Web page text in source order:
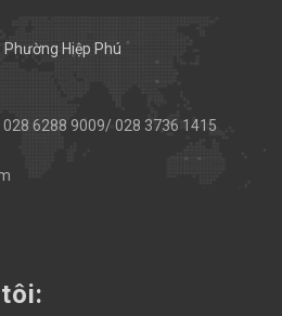
Hiệp Phú
6288 9009/ 028 3736 1415